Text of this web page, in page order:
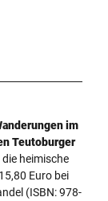
im
Teutoburger
heimische
Euro bei
(ISBN: 978-